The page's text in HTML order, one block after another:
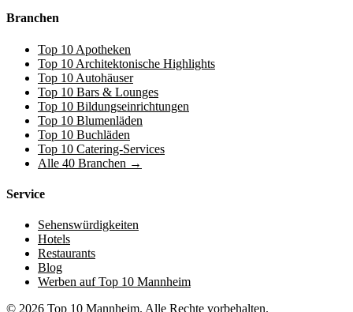
Branchen
Top 10 Apotheken
Top 10 Architektonische Highlights
Top 10 Autohäuser
Top 10 Bars & Lounges
Top 10 Bildungseinrichtungen
Top 10 Blumenläden
Top 10 Buchläden
Top 10 Catering-Services
Alle 40 Branchen →
Service
Sehenswürdigkeiten
Hotels
Restaurants
Blog
Werben auf Top 10 Mannheim
© 2026 Top 10 Mannheim. Alle Rechte vorbehalten.